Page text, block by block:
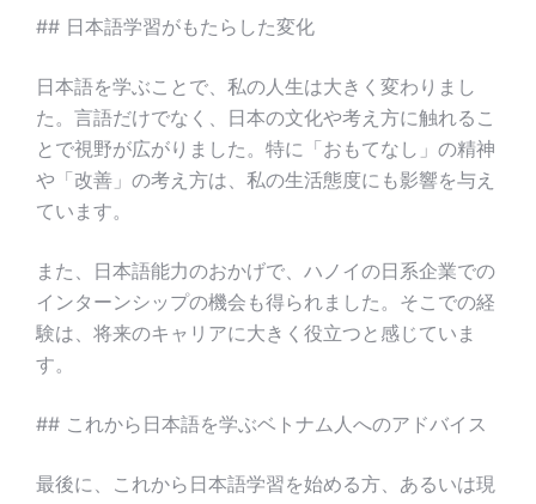
## 日本語学習がもたらした変化
日本語を学ぶことで、私の人生は大きく変わりまし
た。言語だけでなく、日本の文化や考え方に触れるこ
とで視野が広がりました。特に「おもてなし」の精神
や「改善」の考え方は、私の生活態度にも影響を与え
ています。
また、日本語能力のおかげで、ハノイの日系企業での
インターンシップの機会も得られました。そこでの経
験は、将来のキャリアに大きく役立つと感じていま
す。
## これから日本語を学ぶベトナム人へのアドバイス
最後に、これから日本語学習を始める方、あるいは現